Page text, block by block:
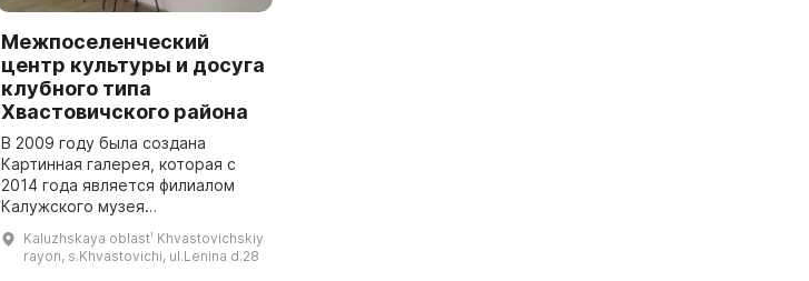
Межпоселенческий
центр культуры и досуга
клубного типа
Хвастовичского района
В 2009 году была создана
Картинная галерея, которая с
2014 года является филиалом
Калужского музея
Несмотря на отсутствие
собственных фондов и
Kaluzhskaya oblastʹ Khvastovichskiy
rayon, s.Khvastovichi, ul.Lenina d.28